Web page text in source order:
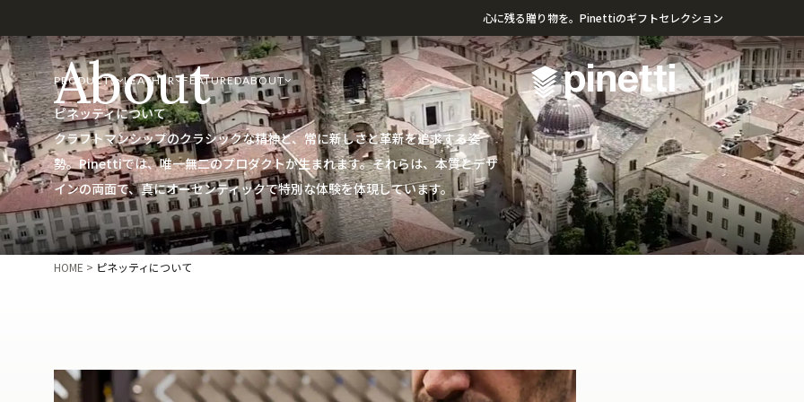
心に残る贈り物を。Pinettiのギフトセレクション
¥20,000円以上のお買い上げで送料無料
PRODUCTS LEATHER FEATUREDABOUT
About
ピネッティについて
クラフトマンシップのクラシックな精神と、常に新しさと革新を追求する姿
勢。Pinettiでは、唯一無二のプロダクトが生まれます。それらは、本質とデザ
インの両面で、真にオーセンティックで特別な体験を体現しています。
HOME ピネッティについて